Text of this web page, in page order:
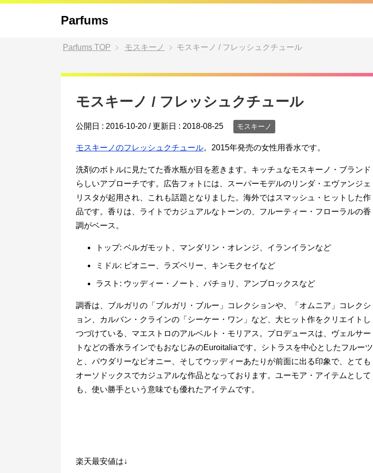
Parfums
Parfums TOP モスキーノ モスキーノ / フレッシュクチュール
モスキーノ / フレッシュクチュール
公開日 : 2016-10-20 / 更新日 : 2018-08-25 モスキーノ
モスキーノのフレッシュクチュール。2015年発売の女性用香水です。
洗剤のボトルに見たてた香水瓶が目を惹きます。キッチュなモスキーノ・ブランド
らしいアプローチです。広告フォトには、スーパーモデルのリンダ・エヴァンジェ
リスタが起用され、これも話題となりました。海外ではスマッシュ・ヒットした作
品です。香りは、ライトでカジュアルなトーンの、フルーティー・フローラルの香
調がベース。
トップ: ベルガモット、マンダリン・オレンジ、イランイランなど
ミドル: ピオニー、ラズベリー、キンモクセイなど
ラスト: ウッディー・ノート、パチョリ、アンブロックスなど
調香は、ブルガリの「ブルガリ・ブルー」コレクションや、「オムニア」コレクシ
ョン、カルバン・クラインの「シーケー・ワン」など、大ヒット作をクリエイトし
つづけている、マエストロのアルベルト・モリアス。プロデュースは、ヴェルサー
トなどの香水ラインでもおなじみのEuroitaliaです。シトラスを中心としたフルーツ
と、パウダリーなピオニー、そしてウッディーあたりが前面に出る印象で、とても
オーソドックスでカジュアルな作品となっております。ユーモア・アイテムとして
も、使い勝手という意味でも優れたアイテムです。
楽天最安値は↓